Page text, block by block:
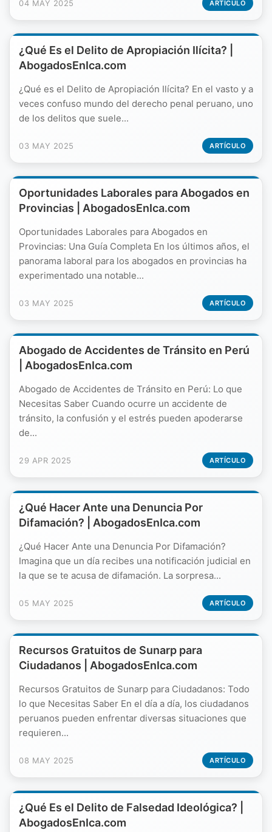
04 MAY 2025 ARTÍCULO
¿Qué Es el Delito de Apropiación Ilícita? |
AbogadosEnIca.com
¿Qué es el Delito de Apropiación Ilícita? En el vasto y a
veces confuso mundo del derecho penal peruano, uno
de los delitos que suele...
03 MAY 2025 ARTÍCULO
Oportunidades Laborales para Abogados en
Provincias | AbogadosEnIca.com
Oportunidades Laborales para Abogados en
Provincias: Una Guía Completa En los últimos años, el
panorama laboral para los abogados en provincias ha
experimentado una notable...
03 MAY 2025 ARTÍCULO
Abogado de Accidentes de Tránsito en Perú
| AbogadosEnIca.com
Abogado de Accidentes de Tránsito en Perú: Lo que
Necesitas Saber Cuando ocurre un accidente de
tránsito, la confusión y el estrés pueden apoderarse
de...
29 APR 2025 ARTÍCULO
¿Qué Hacer Ante una Denuncia Por
Difamación? | AbogadosEnIca.com
¿Qué Hacer Ante una Denuncia Por Difamación?
Imagina que un día recibes una notificación judicial en
la que se te acusa de difamación. La sorpresa...
05 MAY 2025 ARTÍCULO
Recursos Gratuitos de Sunarp para
Ciudadanos | AbogadosEnIca.com
Recursos Gratuitos de Sunarp para Ciudadanos: Todo
lo que Necesitas Saber En el día a día, los ciudadanos
peruanos pueden enfrentar diversas situaciones que
requieren...
08 MAY 2025 ARTÍCULO
¿Qué Es el Delito de Falsedad Ideológica? |
AbogadosEnIca.com